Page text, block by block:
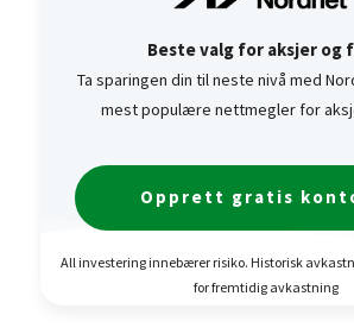
Beste valg for aksjer og
Ta sparingen din til neste nivå med
mest populære nettmegler for
Opprett gratis
All investering innebærer risiko. Historisk
for fremtidig avkastning